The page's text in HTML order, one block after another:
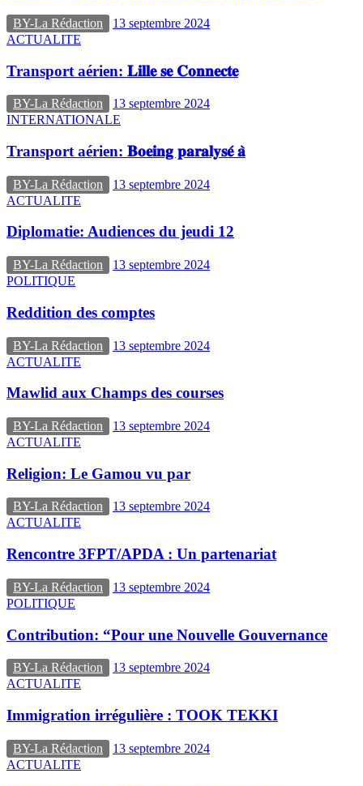
BY-La Rédaction
13 septembre 2024
ACTUALITE
Transport aérien: 𝐋𝐢𝐥𝐥𝐞 𝐬𝐞 𝐂𝐨𝐧𝐧𝐞𝐜𝐭𝐞
BY-La Rédaction
13 septembre 2024
INTERNATIONALE
Transport aérien: 𝐁𝐨𝐞𝐢𝐧𝐠 𝐩𝐚𝐫𝐚𝐥𝐲𝐬𝐞́ 𝐚̀
BY-La Rédaction
13 septembre 2024
ACTUALITE
Diplomatie: Audiences du jeudi 12
BY-La Rédaction
13 septembre 2024
POLITIQUE
Reddition des comptes
BY-La Rédaction
13 septembre 2024
ACTUALITE
Mawlid aux Champs des courses
BY-La Rédaction
13 septembre 2024
ACTUALITE
Religion: Le Gamou vu par
BY-La Rédaction
13 septembre 2024
ACTUALITE
Rencontre 3FPT/APDA : Un partenariat
BY-La Rédaction
13 septembre 2024
POLITIQUE
Contribution: “Pour une Nouvelle Gouvernance
BY-La Rédaction
13 septembre 2024
ACTUALITE
Immigration irrégulière : TOOK TEKKI
BY-La Rédaction
13 septembre 2024
ACTUALITE